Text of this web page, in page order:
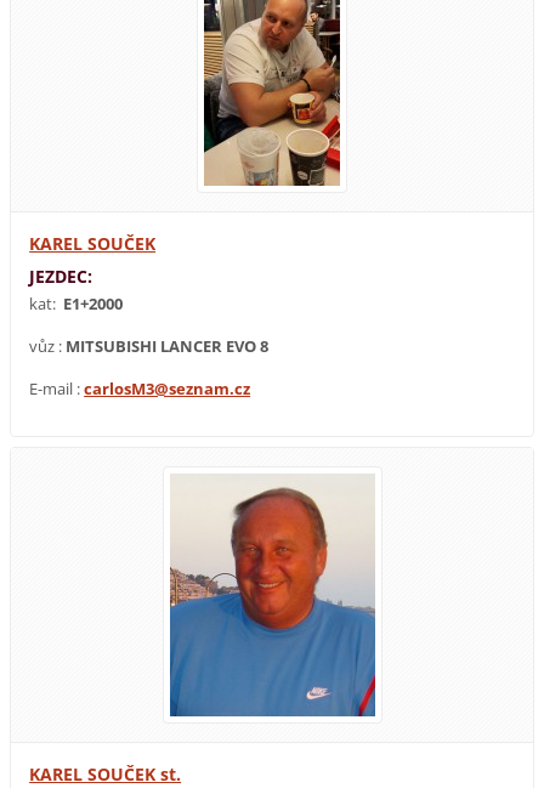
KAREL SOUČEK
JEZDEC:
kat: E1+2000
vůz : MITSUBISHI LANCER EVO 8
E-mail :carlosM3@seznam.cz
KAREL SOUČEK st.